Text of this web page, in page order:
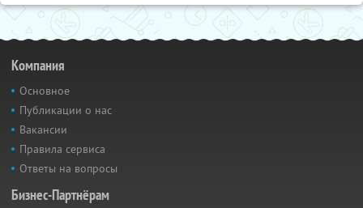
Компания
Основное
Публикации о нас
Вакансии
Правила сервиса
Ответы на вопросы
Бизнес-Партнёрам